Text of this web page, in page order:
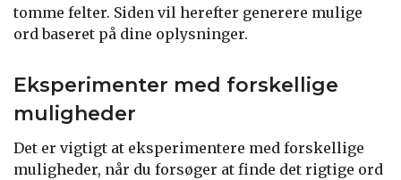
tomme felter. Siden vil herefter generere mulige
ord baseret på dine oplysninger.
Eksperimenter med forskellige
muligheder
Det er vigtigt at eksperimentere med forskellige
muligheder, når du forsøger at finde det rigtige ord